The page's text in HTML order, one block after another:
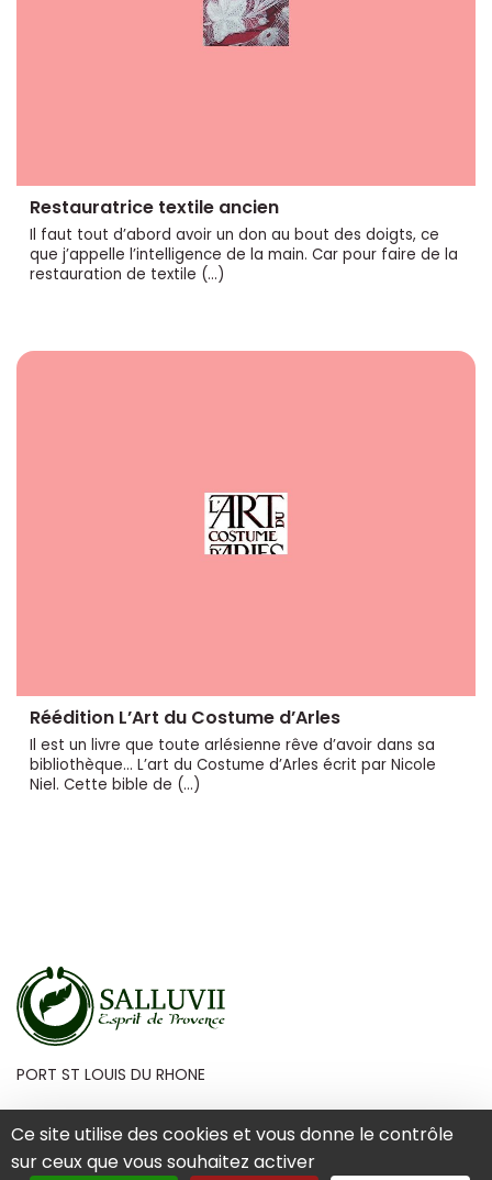
Ce site utilise des cookies et vous donne le contrôle
sur ceux que vous souhaitez activer
Restauratrice textile ancien
Il faut tout d’abord avoir un don au bout des doigts, ce
que j’appelle l’intelligence de la main. Car pour faire de la
restauration de textile (…)
Réédition L’Art du Costume d’Arles
Il est un livre que toute arlésienne rêve d’avoir dans sa
bibliothèque... L’art du Costume d’Arles écrit par Nicole
Niel. Cette bible de (…)
PORT ST LOUIS DU RHONE
Mentions Légales